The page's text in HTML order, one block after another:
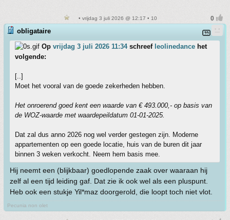
• vrijdag 3 juli 2026 @ 12:17 • 10
obligataire
Op vrijdag 3 juli 2026 11:34schreef leolinedance het
volgende:
[..]
Moet het vooral van de goede zekerheden hebben.
Het onroerend goed kent een waarde van € 493.000,- op basis van
de WOZ-waarde met waardepeildatum 01-01-2025.
Dat zal dus anno 2026 nog wel verder gestegen zijn. Moderne
appartementen op een goede locatie, huis van de buren dit jaar
binnen 3 weken verkocht. Neem hem basis mee.
Hij neemt een (blijkbaar) goedlopende zaak over waaraan hij
zelf al een tijd leiding gaf. Dat zie ik ook wel als een pluspunt.
Heb ook een stukje Yil*maz doorgerold, die loopt toch niet vlot.
Pecunia non olet